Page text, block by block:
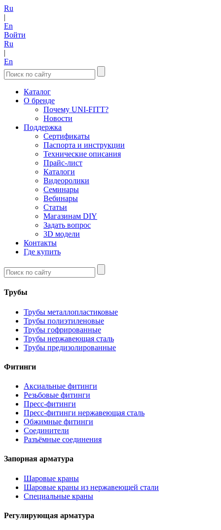
Ru
|
En
Войти
Ru
|
En
Каталог
О бренде
Почему UNI-FITT?
Новости
Поддержка
Сертификаты
Паспорта и инструкции
Технические описания
Прайс-лист
Каталоги
Видеоролики
Семинары
Вебинары
Статьи
Магазинам DIY
Задать вопрос
3D модели
Контакты
Где купить
Трубы
Трубы металлопластиковые
Трубы полиэтиленовые
Трубы гофрированные
Трубы нержавеющая сталь
Трубы предизолированные
Фитинги
Аксиальные фитинги
Резьбовые фитинги
Пресс-фитинги
Пресс-фитинги нержавеющая сталь
Обжимные фитинги
Соединители
Разъёмные соединения
Запорная арматура
Шаровые краны
Шаровые краны из нержавеющей стали
Специальные краны
Регулирующая арматура